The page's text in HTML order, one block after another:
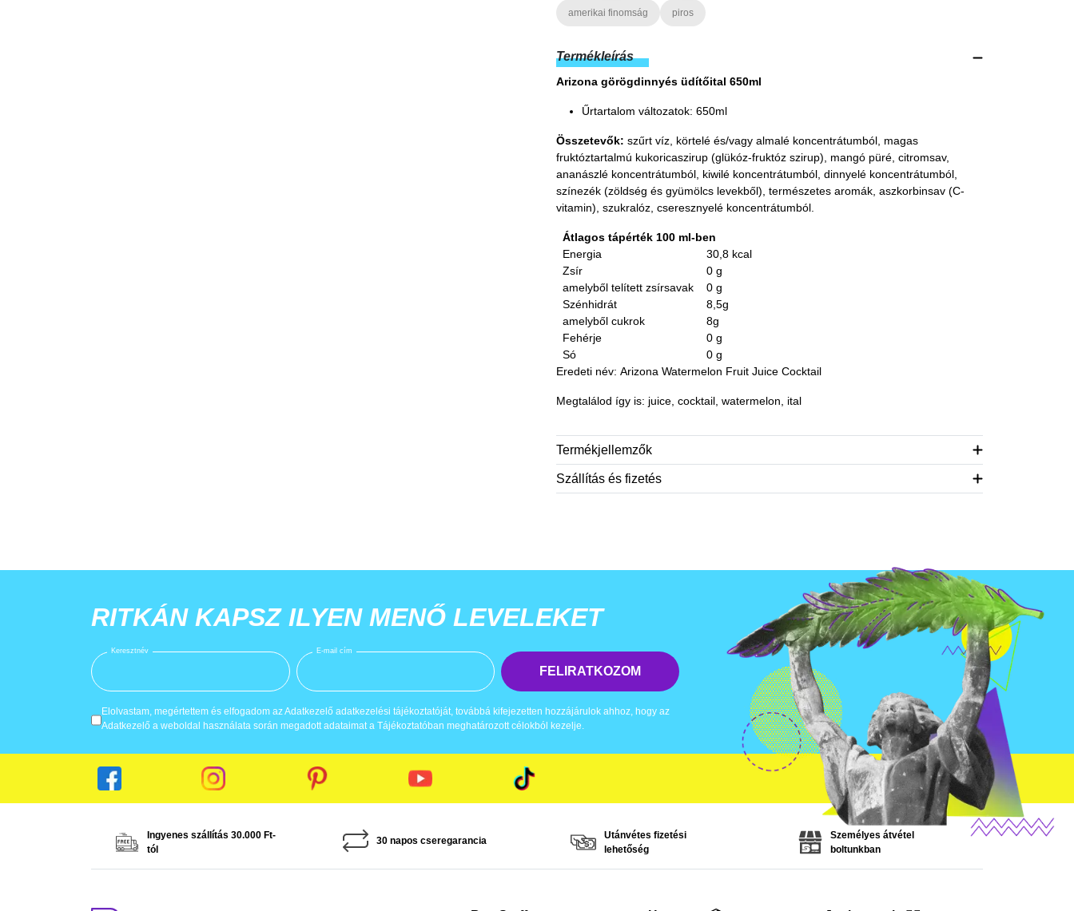
amerikai finomság piros
Termékleírás
Arizona görögdinnyés üdítőital 650ml
Űrtartalom változatok: 650ml
Összetevők: szűrt víz, körtelé és/vagy almalé koncentrátumból, magas
fruktóztartalmú kukoricaszirup (glükóz-fruktóz szirup), mangó püré, citromsav,
ananászlé koncentrátumból, kiwilé koncentrátumból, dinnyelé koncentrátumból,
színezék (zöldség és gyümölcs levekből), természetes aromák, aszkorbinsav (C-
vitamin), szukralóz, cseresznyelé koncentrátumból.
Átlagos tápérték 100 ml-ben
Energia
30,8 kcal
Zsír
0 g
amelyből telített zsírsavak
0 g
Szénhidrát
8,5g
amelyből cukrok
8g
Fehérje
0 g
Só
0 g
Eredeti név: Arizona Watermelon Fruit Juice Cocktail
Megtalálod így is: juice, cocktail, watermelon, ital
Termékjellemzők
Szállítás és fizetés
RITKÁN KAPSZ ILYEN MENŐ LEVELEKET
Keresztnév E-mail cím
FELIRATKOZOM
Elolvastam, megértettem és elfogadom az Adatkezelő adatkezelési tájékoztatóját, továbbá kifejezetten hozzájárulok ahhoz, hogy az
Adatkezelő a weboldal használata során megadott adataimat a Tájékoztatóban meghatározott célokból kezelje.
Ingyenes szállítás 30.000 Ft-
tól
30 napos cseregarancia
Utánvétes fizetési
lehetőség
Személyes átvétel
boltunkban